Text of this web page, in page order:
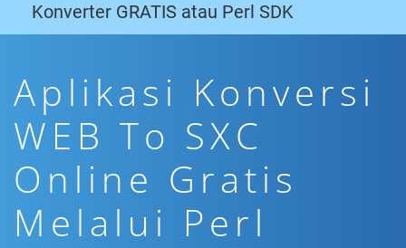
Konverter GRATIS atau Perl SDK
Aplikasi Konversi
WEB To SXC
Online Gratis
Melalui Perl